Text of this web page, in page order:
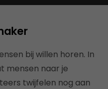
bij willen horen. In
mensen naar je
twijfelen nog aan